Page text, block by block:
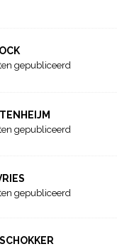
gepubliceerd
gepubliceerd
gepubliceerd